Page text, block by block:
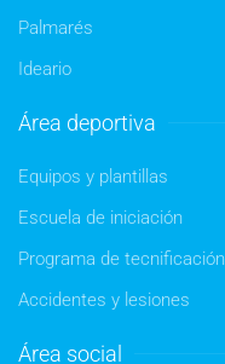
Palmarés
Ideario
Área deportiva
Equipos y plantillas
Escuela de iniciación
Programa de tecnificación
Accidentes y lesiones
Área social